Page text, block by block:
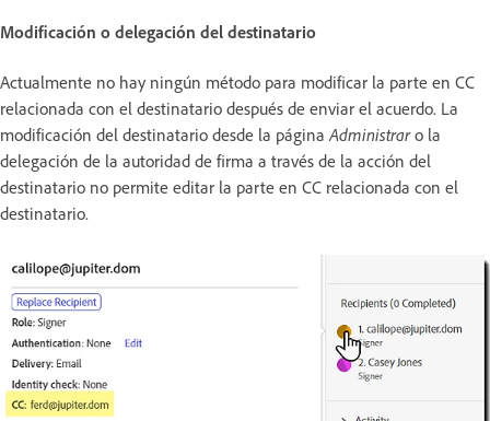
Modificación o delegación del destinatario
Actualmente no hay ningún método para modificar la parte en CC
relacionada con el destinatario después de enviar el acuerdo. La
modificación del destinatario desde la página Administraro la
delegación de la autoridad de firma a través de la acción del
destinatario no permite editar la parte en CC relacionada con el
destinatario.